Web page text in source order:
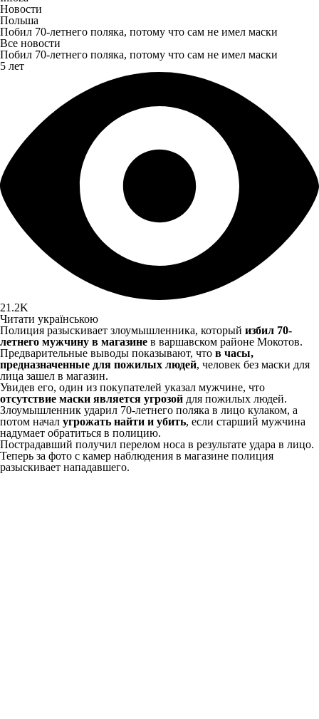
Новости
Польша
Побил 70-летнего поляка, потому что сам не имел маски
Все новости
Побил 70-летнего поляка, потому что сам не имел маски
5 лет
21.2K
Читати українською
Полиция разыскивает злоумышленника, который избил 70-
летнего мужчину в магазине в варшавском районе Мокотов.
Предварительные выводы показывают, что в часы,
предназначенные для пожилых людей, человек без маски для
лица зашел в магазин.
Увидев его, один из покупателей указал мужчине, что
отсутствие маски является угрозой для пожилых людей.
Злоумышленник ударил 70-летнего поляка в лицо кулаком, а
потом начал угрожать найти и убить, если старший мужчина
надумает обратиться в полицию.
Пострадавший получил перелом носа в результате удара в лицо.
Теперь за фото с камер наблюдения в магазине полиция
разыскивает нападавшего.